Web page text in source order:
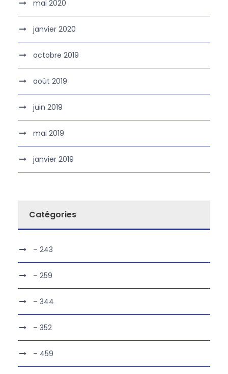
mai 2020
janvier 2020
octobre 2019
août 2019
juin 2019
mai 2019
janvier 2019
Catégories
– 243
– 259
– 344
– 352
– 459